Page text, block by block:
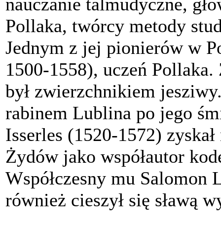
Pollaka, twórcy metody
Jednym z jej pionierów w
1500-1558), uczeń
był zwierzchnikiem
rabinem Lublina po jego
Isserles (1520-1572)
Żydów jako współautor
Współczesny mu
również cieszył się sławą